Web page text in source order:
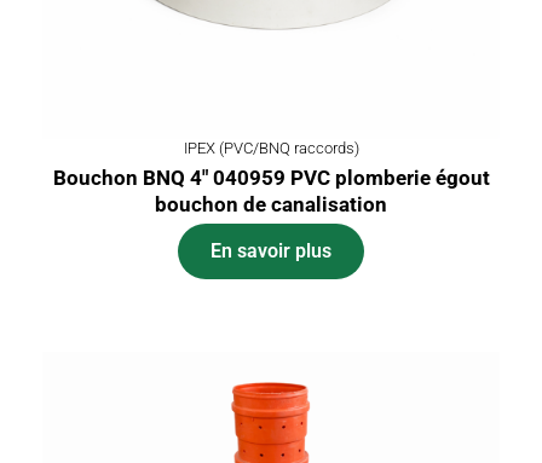
IPEX (PVC/BNQ raccords)
Bouchon BNQ 4″ 040959 PVC plomberie égout
bouchon de canalisation
En savoir plus